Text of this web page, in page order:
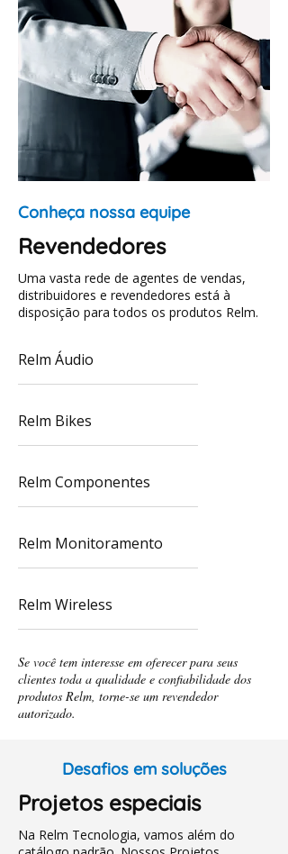
Conheça nossa equipe
Revendedores
Uma vasta rede de agentes de vendas,
distribuidores e revendedores está à
disposição para todos os produtos Relm.
Relm Áudio
Relm Bikes
Relm Componentes
Relm Monitoramento
Relm Wireless
Se você tem interesse em oferecer para seus
clientes toda a qualidade e confiabilidade dos
produtos Relm, torne-se um revendedor
autorizado.
Desafios em soluções
Projetos especiais
Na Relm Tecnologia, vamos além do